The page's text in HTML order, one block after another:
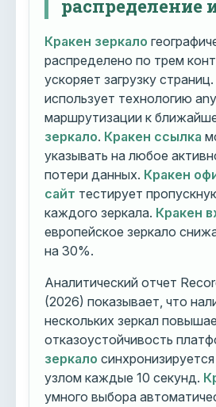
распределение
Кракен зеркало
распределено по трем
ускоряет загрузку страниц.
использует технологию
маршрутизации к
зеркало. Кракен ссылка
указывать на любое
потери данных. Кракен
сайт тестирует
каждого зеркала. Кракен
европейское зеркало
на 30%.
Аналитический отчет
(2026) показывает, что
нескольких зеркал
отказоустойчивость
зеркало
узлом каждые 10 секунд.
умного выбора